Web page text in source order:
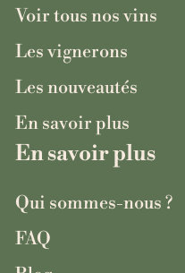
Voir tous nos vins
Les vignerons
Les nouveautés
En savoir plus
En savoir plus
Qui sommes-nous ?
FAQ